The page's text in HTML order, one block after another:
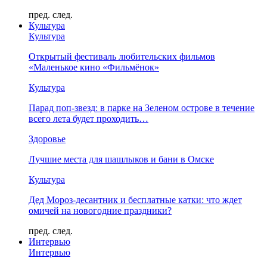
пред. след.
Культура
Культура
Открытый фестиваль любительских фильмов
«Маленькое кино «Фильмёнок»
Культура
Парад поп-звезд: в парке на Зеленом острове в течение
всего лета будет проходить…
Здоровье
Лучшие места для шашлыков и бани в Омске
Культура
Дед Мороз-десантник и бесплатные катки: что ждет
омичей на новогодние праздники?
пред. след.
Интервью
Интервью